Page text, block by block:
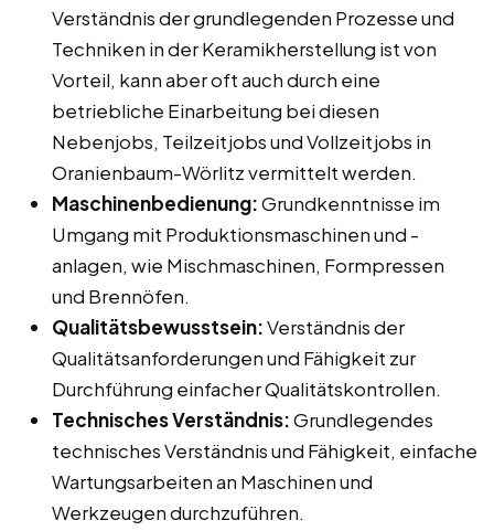
Verständnis der grundlegenden Prozesse und
Techniken in der Keramikherstellung ist von
Vorteil, kann aber oft auch durch eine
betriebliche Einarbeitung bei diesen
Nebenjobs, Teilzeitjobs und Vollzeitjobs in
Oranienbaum-Wörlitz vermittelt werden.
Maschinenbedienung:Grundkenntnisse im
Umgang mit Produktionsmaschinen und -
anlagen, wie Mischmaschinen, Formpressen
und Brennöfen.
Qualitätsbewusstsein:Verständnis der
Qualitätsanforderungen und Fähigkeit zur
Durchführung einfacher Qualitätskontrollen.
Technisches Verständnis:Grundlegendes
technisches Verständnis und Fähigkeit, einfache
Wartungsarbeiten an Maschinen und
Werkzeugen durchzuführen.